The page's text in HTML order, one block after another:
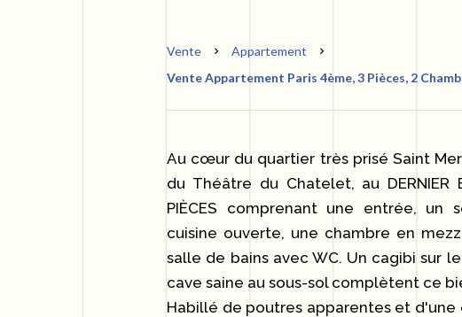
Vente
Appartement
Vente Appartement Paris 4ème, 3 Pièces, 2
Au cœur du quartier très prisé Saint
du Théâtre du Chatelet, au DERNIER
PIÈCES comprenant une entrée, un
cuisine ouverte, une chambre en
salle de bains avec WC. Un cagibi sur
cave saine au sous-sol complètent ce
Habillé de poutres apparentes et